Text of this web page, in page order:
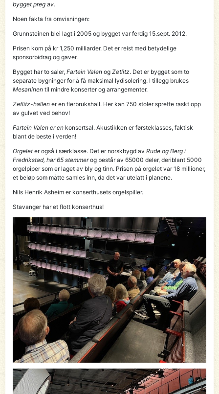
bygget preg av.
Noen fakta fra omvisningen:
Grunnsteinen blei lagt i 2005 og bygget var ferdig 15.sept. 2012.
Prisen kom på kr 1,250 milliarder. Det er reist med betydelige
sponsorbidrag og gaver.
Bygget har to saler,Fartein Valen ogZetlitz. Det er bygget som to
separate bygninger for å få maksimal lydisolering. I tillegg brukes
Mesaninen til mindre konserter og arrangementer.
Zetlitz-hallen er en flerbrukshall. Her kan 750 stoler sprette raskt opp
av gulvet ved behov!
Fartein Valen er en konsertsal. Akustikken er førsteklasses, faktisk
blant de beste i verden!
Orgeleter også i særklasse. Det er norskbygd avRude og Berg i
Fredrikstad, har 65 stemmerog består av 65000 deler, deriblant 5000
orgelpiper som er laget av bly og tinn. Prisen på orgelet var 18 millioner,
et beløp som måtte samles inn, da det var utelatt i planene.
Nils Henrik Asheim er konserthusets orgelspiller.
Stavanger har et flott konserthus!